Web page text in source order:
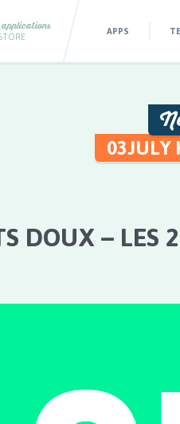
APPS
03JULY
DOUX – LES